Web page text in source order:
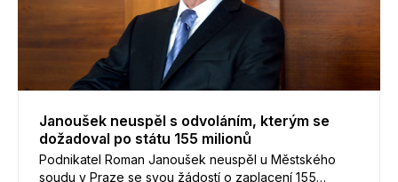
Janoušek neuspěl s odvoláním, kterým se
dožadoval po státu 155 milionů
Podnikatel Roman Janoušek neuspěl u Městského
soudu v Praze se svou žádostí o zaplacení 155